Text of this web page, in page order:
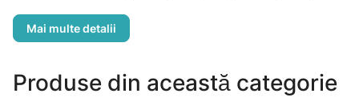
maltitol; imbogatit cu: L-carnitina 0,3%, magneziu,
vitamina B6, vitamina (B1), vitamina B12; sare de mare,
arome, emulsifiant: lecitina (din soia)Alergeni: Lapte si
Produse din această categorie